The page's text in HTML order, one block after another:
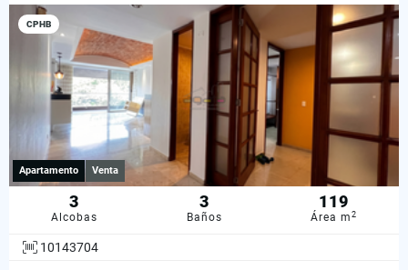
CPHB
Apartamento Venta
3
Alcobas
3
Baños
119
Área m2
10143704